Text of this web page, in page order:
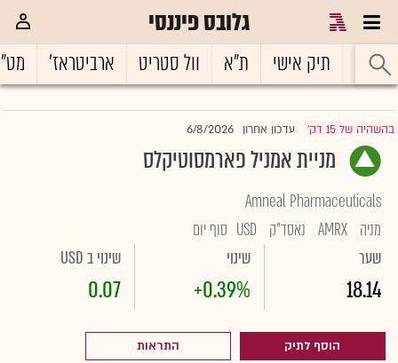
גלובס פיננסי
ראשי תיק אישי ת"א וול סטריט ארביטראז'
בהשהיה של 15 דק' |עדכון אחרון 6/8/2026
מניית אמניל פארמסוטיקלס
Amneal Pharmaceuticals
מניה AMRX נאסד"ק USD סוף יום
שער
18.14
שינוי
+0.39%
שינוי ב USD
0.07
הוסף לתיק התראות